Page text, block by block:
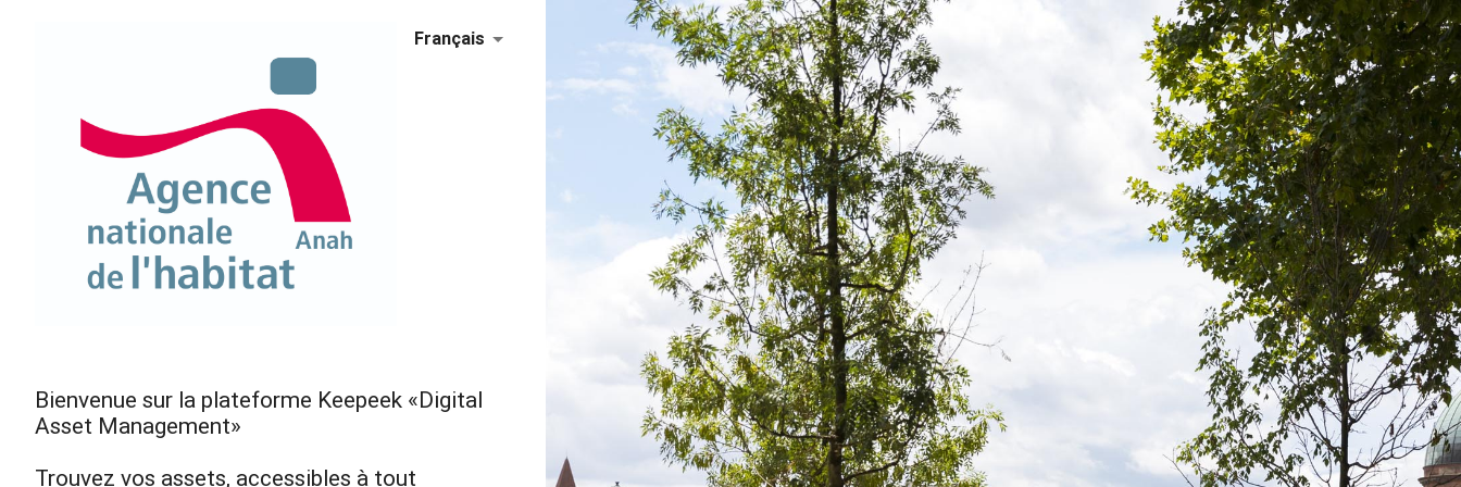
Français
Bienvenue sur la plateforme Keepeek «Digital
Asset Management»
Trouvez vos assets, accessibles à tout